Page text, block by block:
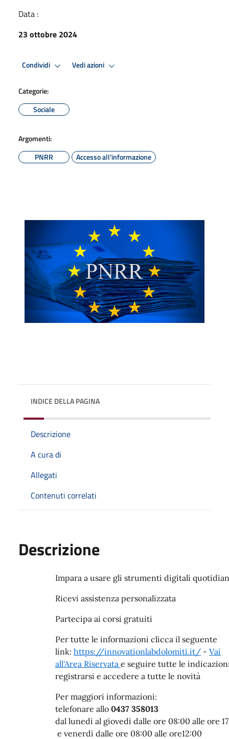
Data :
23 ottobre 2024
Condividi Vedi azioni
Categorie:
Sociale
Argomenti:
PNRR
Accesso all'informazione
INDICE DELLA PAGINA
Descrizione
A cura di
Allegati
Contenuti correlati
Descrizione
Impara a usare gli strumenti digitali
Ricevi assistenza personalizzata
Partecipa ai corsi gratuiti
Per tutte le informazioni clicca il seguente
link: https://innovationlabdolomiti.it/- Vai
all'Area Riservata e seguire tutte le
registrarsi e accedere a tutte le novità
Per maggiori informazioni:
telefonare allo 0437 358013
dal lunedì al giovedì dalle ore 08:00 alle ore
e venerdì dalle ore 08:00 alle ore12:00